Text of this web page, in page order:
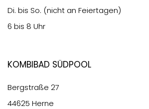
Di. bis So. (nicht an Feiertagen)
6 bis 8 Uhr
Kombibad Südpool
Bergstraße 27
44625 Herne